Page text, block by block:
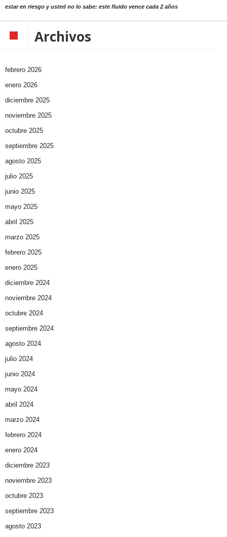
estar en riesgo y usted no lo sabe: este fluido vence cada 2 años
Archivos
febrero 2026
enero 2026
diciembre 2025
noviembre 2025
octubre 2025
septiembre 2025
agosto 2025
julio 2025
junio 2025
mayo 2025
abril 2025
marzo 2025
febrero 2025
enero 2025
diciembre 2024
noviembre 2024
octubre 2024
septiembre 2024
agosto 2024
julio 2024
junio 2024
mayo 2024
abril 2024
marzo 2024
febrero 2024
enero 2024
diciembre 2023
noviembre 2023
octubre 2023
septiembre 2023
agosto 2023